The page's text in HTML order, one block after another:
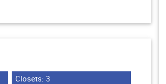
Closets: 3